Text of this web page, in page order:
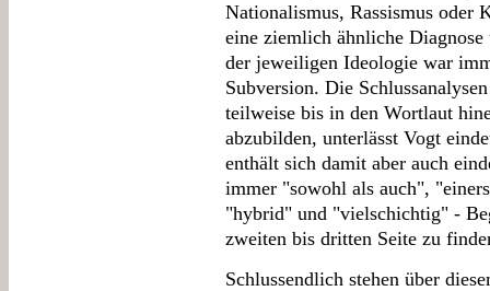
Nationalismus, Rassismus oder
eine ziemlich ähnliche
der jeweiligen Ideologie war
Subversion. Die
teilweise bis in den Wortlaut
abzubilden, unterlässt Vogt
enthält sich damit aber auch
immer "sowohl als auch",
"hybrid" und "vielschichtig" -
zweiten bis dritten Seite zu
Schlussendlich stehen über